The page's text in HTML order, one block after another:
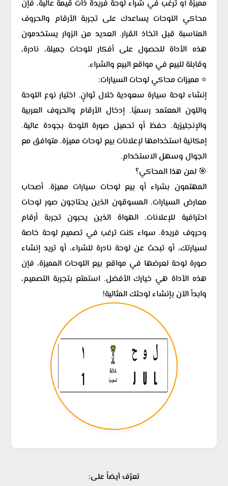
مميزة أو ترغب في شراء لوحة فريدة ذات قيمة عالية، فإن
محاكي اللوحات يساعدك على تجربة الأرقام والحروف
المناسبة قبل اتخاذ القرار. العديد من الزوار يستخدمون
هذه الأداة للحصول على أفكار للوحات جميلة، نادرة،
وقابلة للبيع في مواقع البيع والشراء.
⭐ مميزات محاكي لوحات السيارات:
إنشاء لوحة سيارة سعودية خلال ثوانٍ. اختيار نوع اللوحة
واللون المعتمد رسميًا. إدخال الأرقام والحروف العربية
والإنجليزية. حفظ أو تحميل صورة اللوحة بجودة عالية.
إمكانية استخدامها لإعلانات بيع لوحات مميزة. متوافق مع
الجوال وسهل الاستخدام.
🎯 لمن هذا المحاكي؟
المهتمون بشراء أو بيع لوحات سيارات مميزة. أصحاب
معارض السيارات. المسوقون الذين يحتاجون صور لوحات
احترافية للإعلانات. الهواة الذين يحبون تجربة أرقام
وحروف فريدة. سواء كنت ترغب في تصميم لوحة خاصة
لسيارتك، أو تبحث عن لوحة نادرة للشراء، أو تريد إنشاء
صورة لوحة لعرضها في مواقع بيع اللوحات المميزة، فإن
هذه الأداة هي خيارك الأفضل. استمتع بتجربة التصميم،
وابدأ الآن بإنشاء لوحتك المثالية!
تعرّف أيضاً على: